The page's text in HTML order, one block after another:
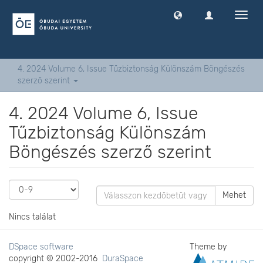
4. 2024 Volume 6, Issue Tűzbiztonság Különszám Böngészés
szerző szerint
4. 2024 Volume 6, Issue
Tűzbiztonság Különszám
Böngészés szerző szerint
Mehet
Nincs találat
DSpace software
copyright © 2002-2016 DuraSpace
Theme by